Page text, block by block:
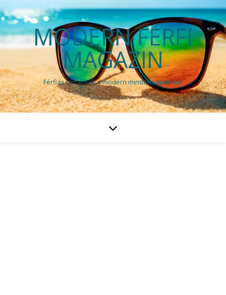
MODERN FÉRFI
MAGAZIN
Férfias tartalmak a modern mindennapokhoz